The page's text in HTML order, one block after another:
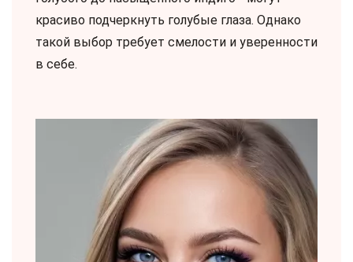
красиво подчеркнуть голубые глаза. Однако
такой выбор требует смелости и уверенности
в себе.